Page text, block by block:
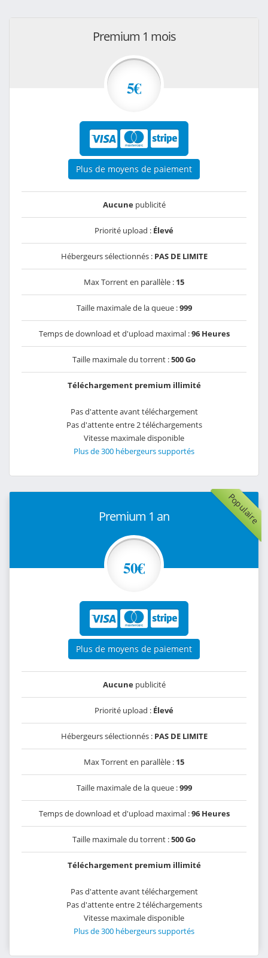
Premium 1 mois
5€
Plus de moyens de paiement
Aucunepublicité
Priorité upload : Élevé
Hébergeurs sélectionnés : PAS DE LIMITE
Max Torrent en parallèle : 15
Taille maximale de la queue :999
Temps de download et d'upload maximal :96 Heures
Taille maximale du torrent :500 Go
Téléchargement premium illimité
Pas d'attente avant téléchargement
Pas d'attente entre 2 téléchargements
Vitesse maximale disponible
Plus de 300 hébergeurs supportés
Populaire
Premium 1 an
50€
Plus de moyens de paiement
Aucunepublicité
Priorité upload : Élevé
Hébergeurs sélectionnés : PAS DE LIMITE
Max Torrent en parallèle : 15
Taille maximale de la queue :999
Temps de download et d'upload maximal :96 Heures
Taille maximale du torrent :500 Go
Téléchargement premium illimité
Pas d'attente avant téléchargement
Pas d'attente entre 2 téléchargements
Vitesse maximale disponible
Plus de 300 hébergeurs supportés